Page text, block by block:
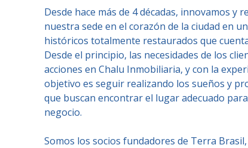
Desde hace más de 4 décadas, innovamos y
nuestra sede en el corazón de la ciudad en
históricos totalmente restaurados que
Desde el principio, las necesidades de los
acciones en Chalu Inmobiliaria, y con la
objetivo es seguir realizando los sueños y
que buscan encontrar el lugar adecuado
negocio.
Somos los socios fundadores de Terra